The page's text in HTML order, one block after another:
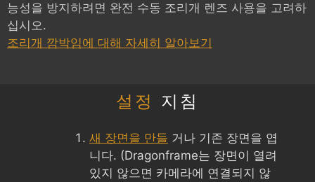
능성을 방지하려면 완전 수동 조리개 렌즈 사용을 고려하
십시오.
조리개 깜박임에 대해 자세히 알아보기
설정 지침
새 장면을 만들 거나 기존 장면을 엽
니다. (Dragonframe는 장면이 열려
있지 않으면 카메라에 연결되지 않